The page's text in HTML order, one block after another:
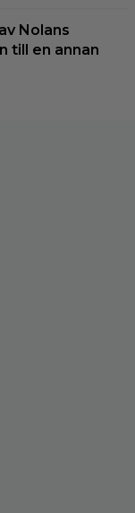
Nolans
till en annan